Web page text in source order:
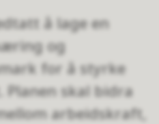
å lage en
og
for å styrke
skal bidra
arbeidskraft,